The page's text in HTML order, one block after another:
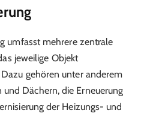
umfasst mehrere zentrale
jeweilige Objekt
gehören unter anderem
Dächern, die Erneuerung
der Heizungs- und